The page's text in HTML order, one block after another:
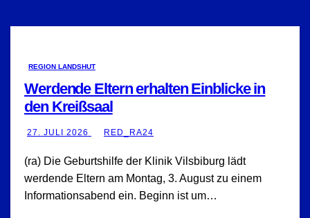
REGION LANDSHUT
Werdende Eltern erhalten Einblicke in
den Kreißsaal
27. JULI 2026 RED_RA24
(ra) Die Geburtshilfe der Klinik Vilsbiburg lädt
werdende Eltern am Montag, 3. August zu einem
Informationsabend ein. Beginn ist um…